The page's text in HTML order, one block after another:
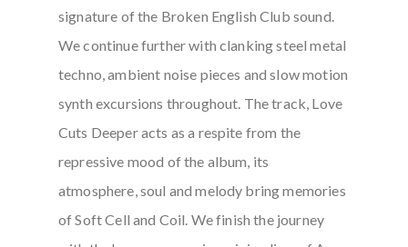
signature of the Broken English Club sound.
We continue further with clanking steel metal
techno, ambient noise pieces and slow motion
synth excursions throughout. The track, Love
Cuts Deeper acts as a respite from the
repressive mood of the album, its
atmosphere, soul and melody bring memories
of Soft Cell and Coil. We finish the journey